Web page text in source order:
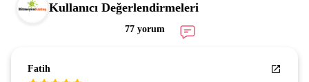
Kullanıcı Değerlendirmeleri
77 yorum
Fatih